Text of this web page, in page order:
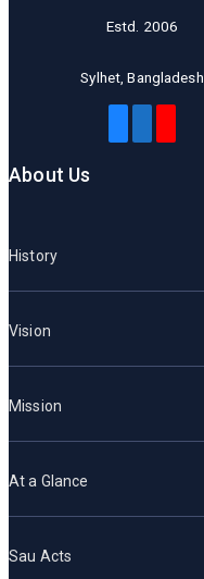
Estd. 2006
Sylhet, Bangladesh
About Us
History
Vision
Mission
At a Glance
Sau Acts